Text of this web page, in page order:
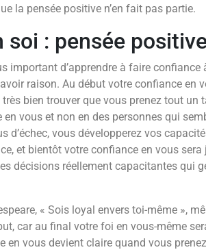
la pensée positive n’en fait pas partie.
soi : pensée
important d’apprendre à faire confiance
raison. Au début votre confiance en
bien trouver que vous prenez tout un
vous et non en des personnes qui
d’échec, vous développerez vos
et bientôt votre confiance en vous
décisions réellement capacitantes qui
« Sois loyal envers toi-même »,
car au final votre foi en vous-même
en vous devient claire quand vous